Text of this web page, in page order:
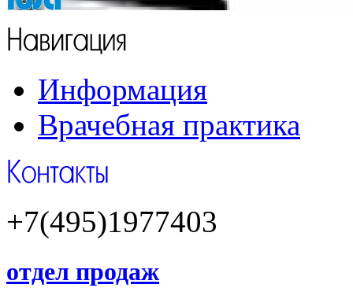
Информация
Врачебная практика
+7(495)1977403
отдел продаж